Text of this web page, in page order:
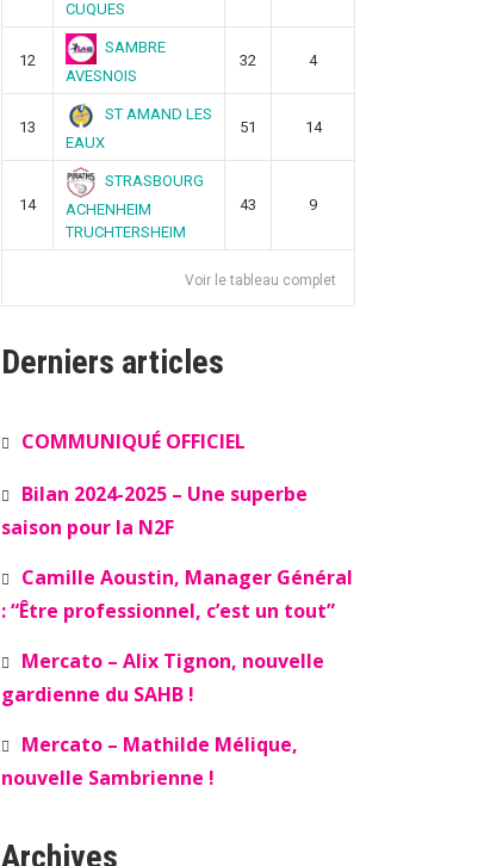
CUQUES
12
SAMBRE
AVESNOIS
32 4
13
ST AMAND LES
EAUX
51 14
14
STRASBOURG
ACHENHEIM
TRUCHTERSHEIM
43 9
Voir le tableau complet
Derniers articles
COMMUNIQUÉ OFFICIEL
Bilan 2024-2025 – Une superbe
saison pour la N2F
Camille Aoustin, Manager Général
: “Être professionnel, c’est un tout”
Mercato – Alix Tignon, nouvelle
gardienne du SAHB !
Mercato – Mathilde Mélique,
nouvelle Sambrienne !
Archives